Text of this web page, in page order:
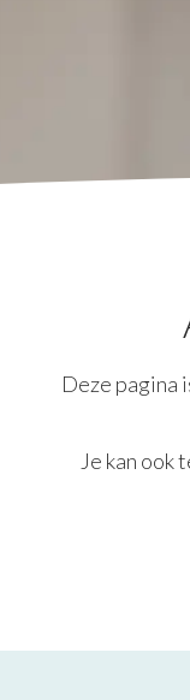
Deze pagina
Je kan ook